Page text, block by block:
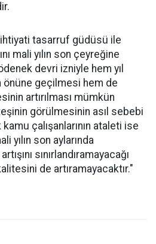
tasarruf güdüsü ile
mali yılın son çeyreğine
devri izniyle hem yıl
önüne geçilmesi hem de
artırılması mümkün
görülmesinin asıl sebebi
çalışanlarının ataleti ise
yılın son aylarında
sınırlandıramayacağı
de artıramayacaktır."